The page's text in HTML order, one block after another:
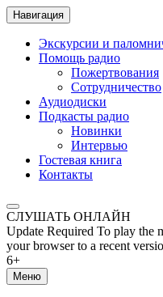
Навигация
Экскурсии и
Помощь радио
Пожертвования
Сотрудничество
Аудиодиски
Подкасты радио
Новинки
Интервью
Гостевая книга
Контакты
СЛУШАТЬ ОНЛАЙН
Update Required To play the
your browser to a recent
6+
Меню